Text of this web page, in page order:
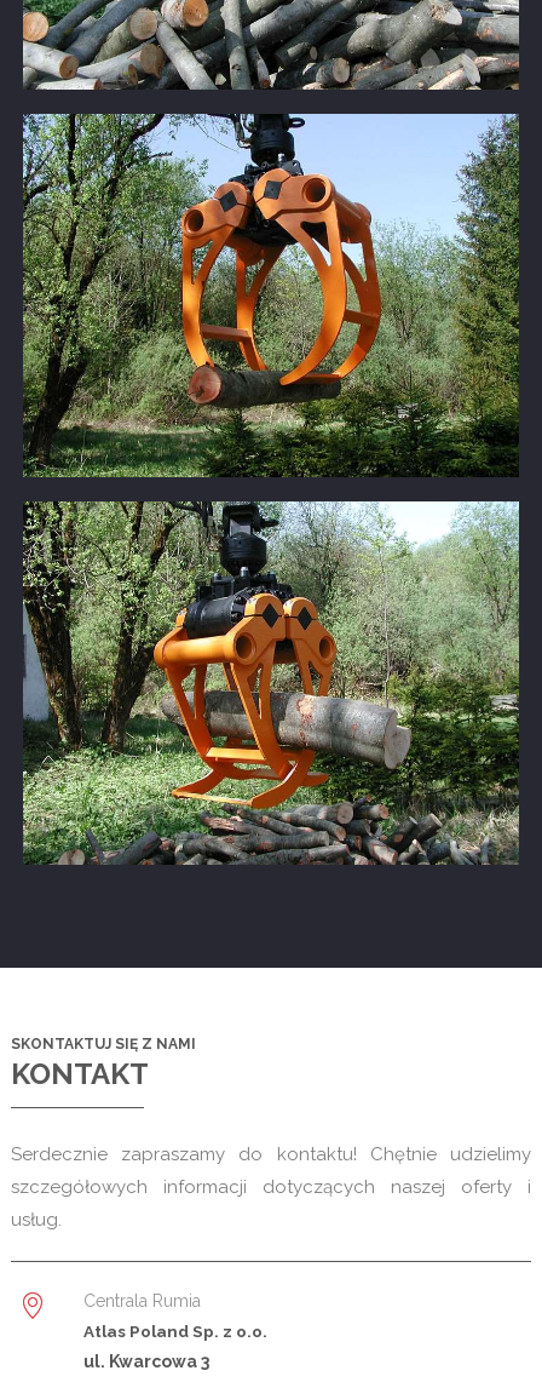
KONTAKT
SKONTAKTUJ SIĘ Z NAMI
Serdecznie zapraszamy do kontaktu! Chętnie udzielimy
szczegółowych informacji dotyczących naszej oferty i
usług.
Centrala Rumia
Atlas Poland Sp. z o.o.
ul. Kwarcowa 3